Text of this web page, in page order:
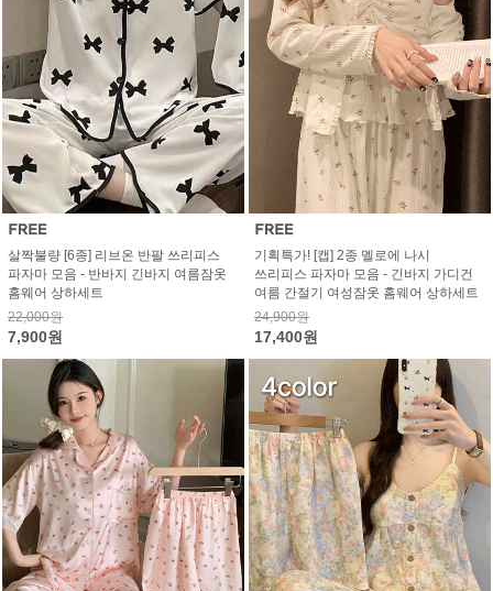
살짝불량 [6종] 리브온 반팔 쓰리피스
파자마 모음 - 반바지 긴바지 여름잠옷
홈웨어 상하세트
22,000원
7,900원
기획특가! [캡] 2종 멜로에 나시
쓰리피스 파자마 모음 - 긴바지 가디건
여름 간절기 여성잠옷 홈웨어 상하세트
24,900원
17,400원